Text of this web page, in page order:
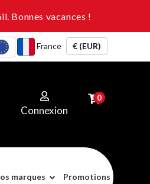
Bonnes vacances !
France € (EUR)
Connexion
0
marques Promotions